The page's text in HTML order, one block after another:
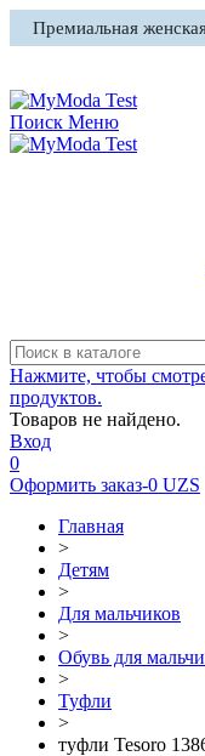
Премиальная
Поиск Меню
Нажмите, чтобы
продуктов.
Товаров не найдено.
Вход
0
Оформить заказ-0 UZS
Главная
>
Детям
>
Для мальчиков
>
Обувь для
>
Туфли
>
туфли Tesoro